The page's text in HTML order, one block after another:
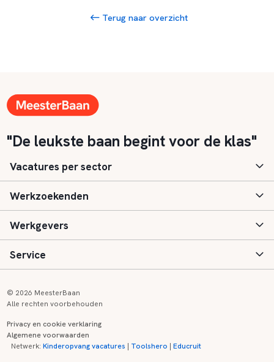
Terug naar overzicht
"De leukste baan begint voor de klas"
Vacatures per sector
Basisonderwijs
Speciaal (basis) onderwijs
Voortgezet onderwijs
Kinderopvang
Werkzoekenden
Aanmelden
Vacatures
Zij-instroom informatie
Werkgevers
Inloggen
Registreren
Service
Onderwijs links
© 2026 MeesterBaan
Alle rechten voorbehouden
Privacy en cookie verklaring
Algemene voorwaarden
Netwerk:Kinderopvang vacatures | Toolshero |Educruit